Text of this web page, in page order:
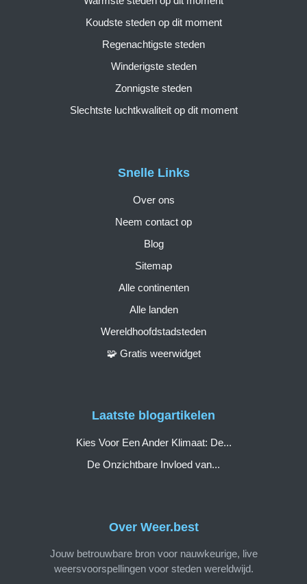
Over Weer.best
Jouw betrouwbare bron voor nauwkeurige, live
weersvoorspellingen voor steden wereldwijd.
Snelle Links
Over ons
Neem contact op
Blog
Sitemap
Alle continenten
Alle landen
Wereldhoofdstadsteden
🧩 Gratis weerwidget
Koudste steden op dit moment
Regenachtigste steden
Winderigste steden
Zonnigste steden
Slechtste luchtkwaliteit op dit moment
Laatste blogartikelen
Kies Voor Een Ander Klimaat: De...
De Onzichtbare Invloed van...